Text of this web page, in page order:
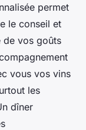
permet
le conseil et
de vos goûts
vous vos vins
les
dîner